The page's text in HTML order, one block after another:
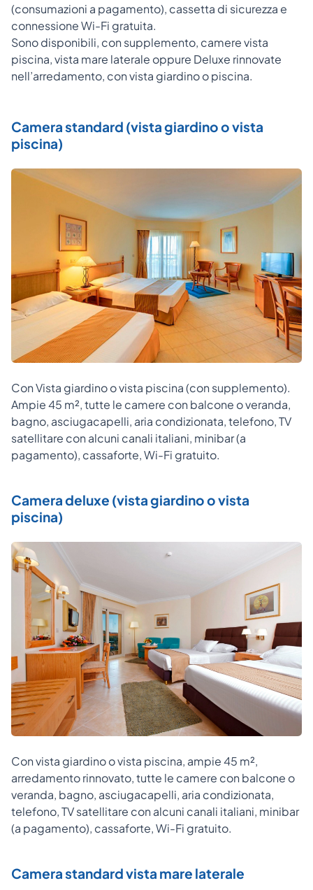
(consumazioni a pagamento), cassetta di sicurezza e
connessione Wi-Fi gratuita.
Sono disponibili, con supplemento, camere vista
piscina, vista mare laterale oppure Deluxe rinnovate
nell’arredamento, con vista giardino o piscina.
Camera standard (vista giardino o vista
piscina)
Con Vista giardino o vista piscina (con supplemento).
Ampie 45 m², tutte le camere con balcone o veranda,
bagno, asciugacapelli, aria condizionata, telefono, TV
satellitare con alcuni canali italiani, minibar (a
pagamento), cassaforte, Wi-Fi gratuito.
Camera deluxe (vista giardino o vista
piscina)
Con vista giardino o vista piscina, ampie 45 m²,
arredamento rinnovato, tutte le camere con balcone o
veranda, bagno, asciugacapelli, aria condizionata,
telefono, TV satellitare con alcuni canali italiani, minibar
(a pagamento), cassaforte, Wi-Fi gratuito.
Camera standard vista mare laterale